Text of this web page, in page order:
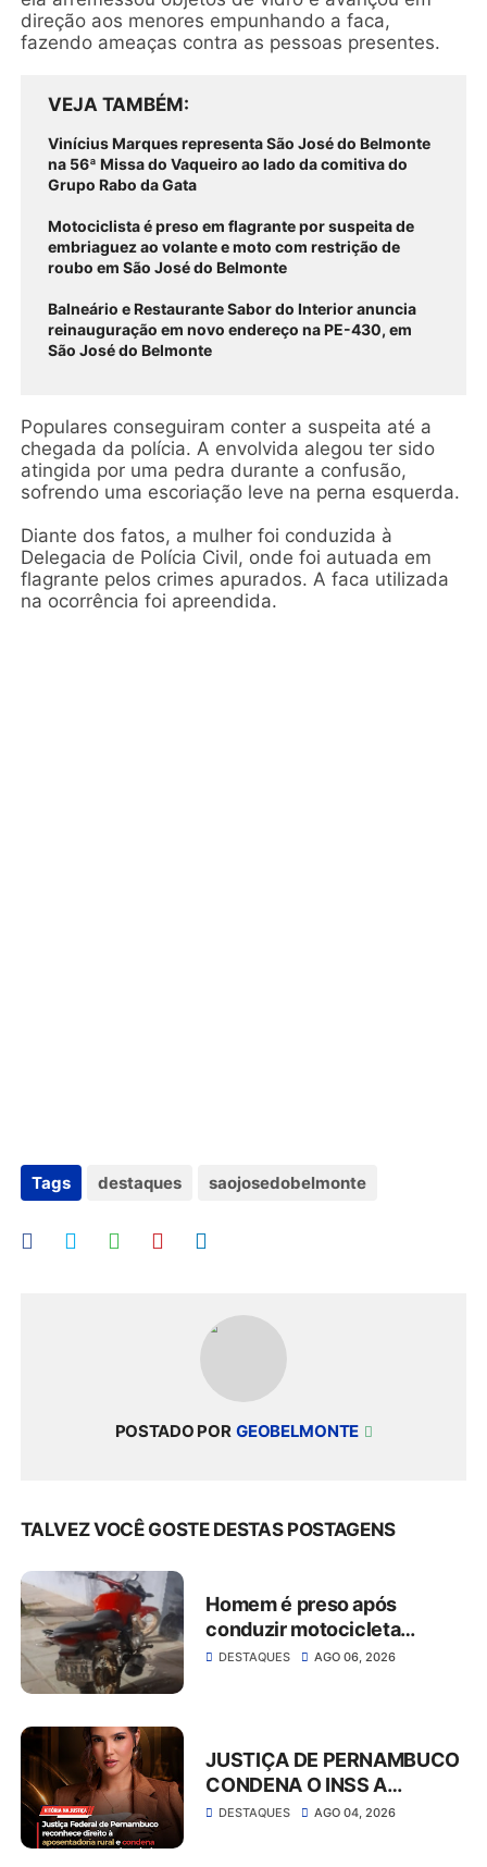
direção aos menores empunhando a faca,
fazendo ameaças contra as pessoas presentes.
VEJA TAMBÉM
Vinícius Marques representa São José do Belmonte
na 56ª Missa do Vaqueiro ao lado da comitiva do
Grupo Rabo da Gata
Motociclista é preso em flagrante por suspeita de
embriaguez ao volante e moto com restrição de
roubo em São José do Belmonte
Balneário e Restaurante Sabor do Interior anuncia
reinauguração em novo endereço na PE-430, em
São José do Belmonte
Populares conseguiram conter a suspeita até a
chegada da polícia. A envolvida alegou ter sido
atingida por uma pedra durante a confusão,
sofrendo uma escoriação leve na perna esquerda.
Diante dos fatos, a mulher foi conduzida à
Delegacia de Polícia Civil, onde foi autuada em
flagrante pelos crimes apurados. A faca utilizada
na ocorrência foi apreendida.
Tags destaques saojosedobelmonte
POSTADO POR GEOBELMONTE
TALVEZ VOCÊ GOSTE DESTAS POSTAGENS
Homem é preso após
conduzir motocicleta
embriagado e resistir à
DESTAQUES AGO 06, 2026
JUSTIÇA DE PERNAMBUCO
CONDENA O INSS A
CONCEDER
DESTAQUES AGO 04, 2026